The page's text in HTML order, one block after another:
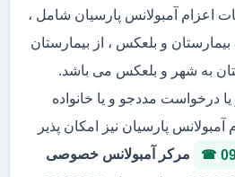
اعزام آمبولانس پارسیان شامل ،
بیمارستان و بلعکس ، از بیمارستان
به شهر و بلعکس می باشد.
درخواست مددجو و یا خانواده
پارسیان نیز امکان پذیر
مرکر آمبولانس خصوصی